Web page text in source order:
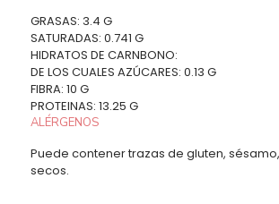
GRASAS: 3.4 G
SATURADAS: 0.741 G
HIDRATOS DE CARNBONO:
DE LOS CUALES AZÚCARES: 0.13 G
FIBRA: 10 G
PROTEINAS: 13.25 G
ALÉRGENOS
Puede contener trazas de gluten,
secos.